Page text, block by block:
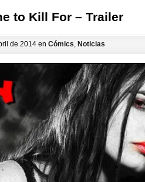
to Kill For – Trailer
de 2014 en Cómics, Noticias